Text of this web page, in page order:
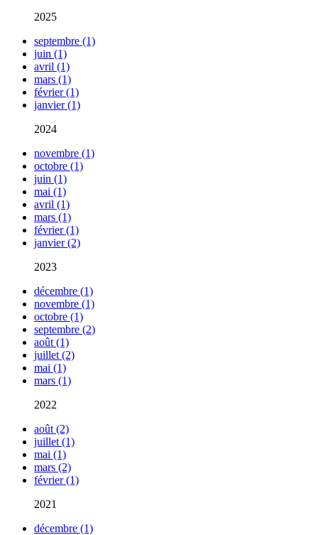
2025
septembre (1)
juin (1)
avril (1)
mars (1)
février (1)
janvier (1)
2024
novembre (1)
octobre (1)
juin (1)
mai (1)
avril (1)
mars (1)
février (1)
janvier (2)
2023
décembre (1)
novembre (1)
octobre (1)
septembre (2)
août (1)
juillet (2)
mai (1)
mars (1)
2022
août (2)
juillet (1)
mai (1)
mars (2)
février (1)
2021
décembre (1)